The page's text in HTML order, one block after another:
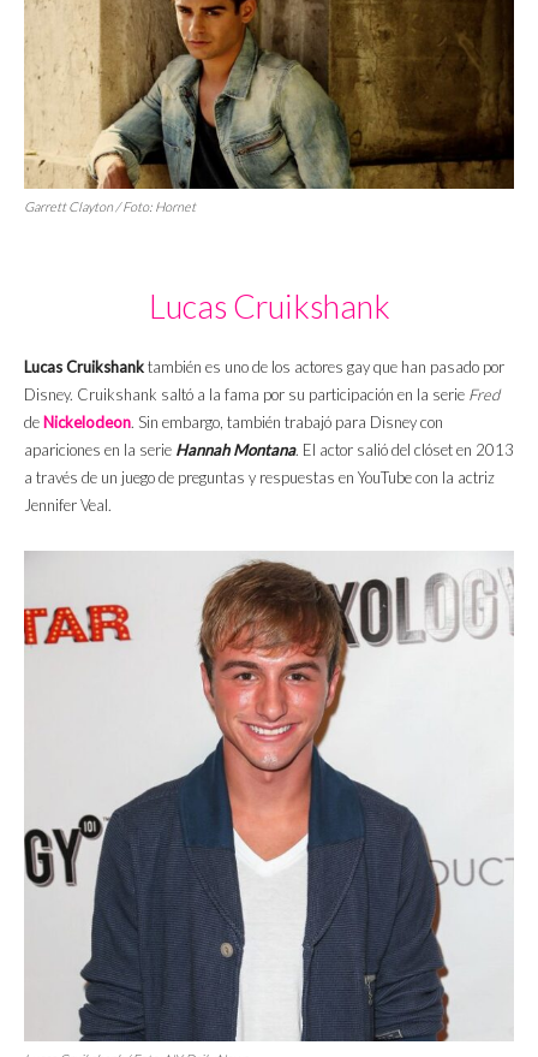
Garrett Clayton / Foto: Hornet
Lucas Cruikshank
Lucas Cruikshanktambién es uno de los actores gay que han pasado por
Disney. Cruikshank saltó a la fama por su participación en la serie Fred
de Nickelodeon. Sin embargo, también trabajó para Disney con
apariciones en la serie Hannah Montana. El actor salió del clóset en 2013
a través de un juego de preguntas y respuestas en YouTube con la actriz
Jennifer Veal.